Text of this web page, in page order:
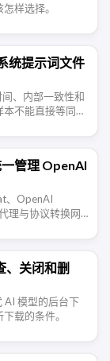
样选择。
统提示词文件
、内部一致性和
不能直接等同于
管理 OpenAI
、OpenAI
理与协议转换网
、关闭和删
AI 模型的后台下
载的条件。